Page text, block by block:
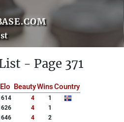
- Page 371
Elo BeautyWinsCountry
4
1
4
1
4
2